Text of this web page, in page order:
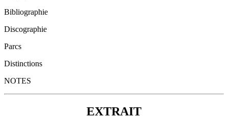
Bibliographie
Discographie
Parcs
Distinctions
NOTES
EXTRAIT